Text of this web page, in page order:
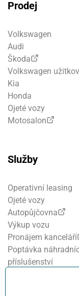
Prodej
Volkswagen
Audi
Škoda
Volkswagen
Kia
Honda
Ojeté vozy
Motosalon
Služby
Operativní leasing
Ojeté vozy
Autopůjčovna
Výkup vozu
Pronájem kanceláří
Poptávka
příslušenství